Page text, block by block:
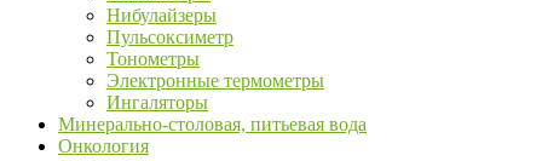
Нибулайзеры
Пульсоксиметр
Тонометры
Электронные термометры
Ингаляторы
Минерально-столовая, питьевая вода
Онкология